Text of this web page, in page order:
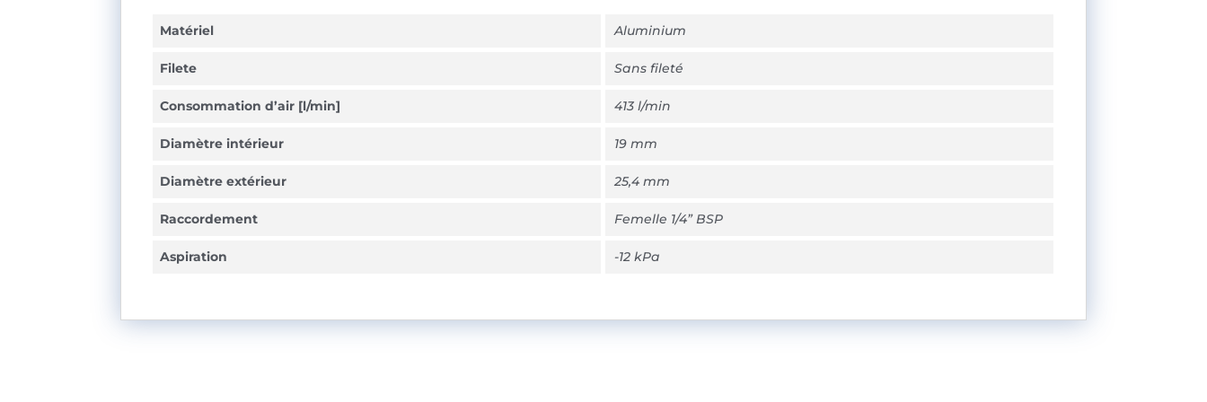
Matériel Aluminium
Filete Sans fileté
Consommation d’air [l/min] 413 l/min
Diamètre intérieur 19 mm
Diamètre extérieur 25,4 mm
Raccordement Femelle 1/4” BSP
Aspiration -12 kPa